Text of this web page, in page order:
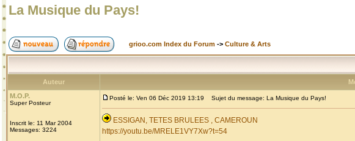
La Musique du Pays!
grioo.com Index du Forum -> Culture & Arts
Auteur
M.O.P.
Super Posteur
Inscrit le: 11 Mar 2004
Messages: 3224
Posté le: Ven 06 Déc 2019 13:19 Sujet du message: La Musique du Pays!
ESSIGAN, TETES BRULEES , CAMEROUN
https://youtu.be/MRELE1VY7Xw?t=54